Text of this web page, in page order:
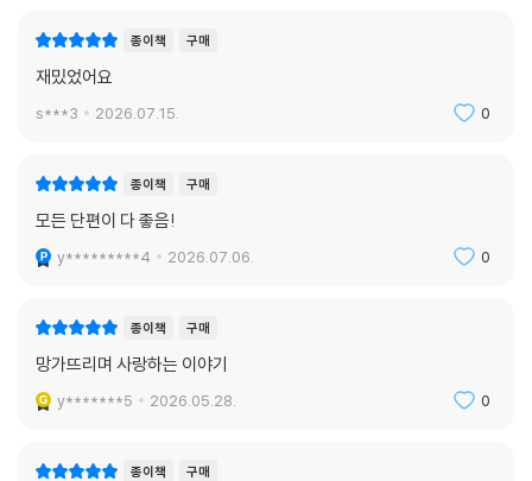
종이책 구매
재밌었어요
s***3 2026.07.15. 0
종이책 구매
모든 단편이 다 좋음!
y*********4 2026.07.06. 0
종이책 구매
망가뜨리며 사랑하는 이야기
y*******5 2026.05.28. 0
종이책 구매